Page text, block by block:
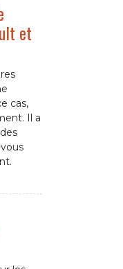
et
cas,
Il a